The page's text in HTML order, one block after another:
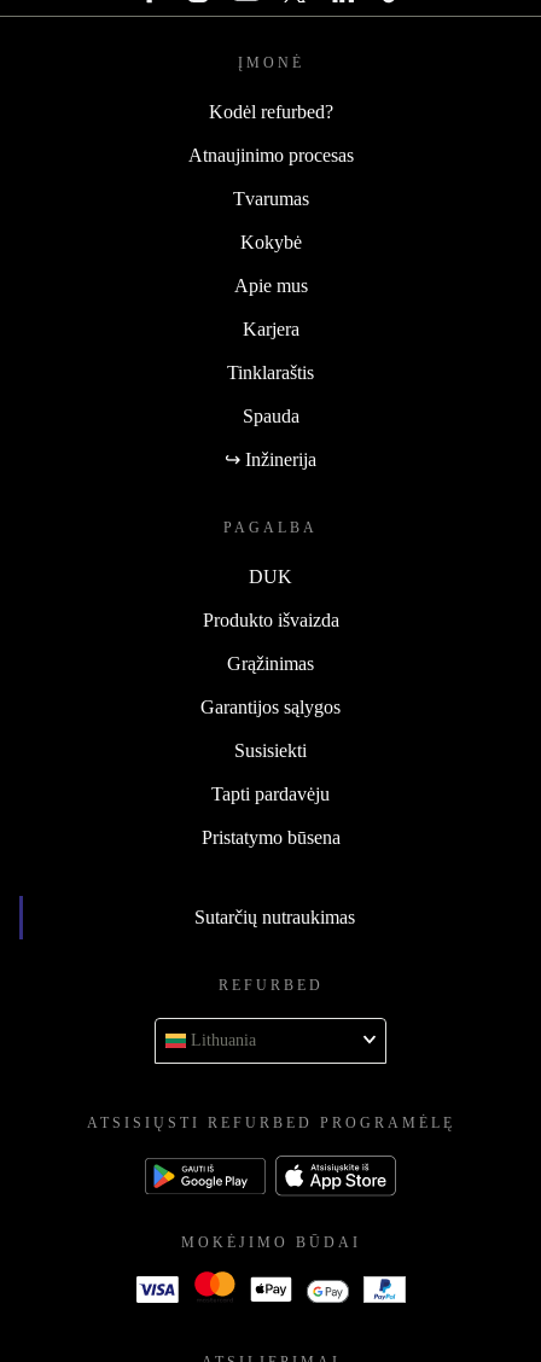
ĮMONĖ
Kodėl refurbed?
Atnaujinimo procesas
Tvarumas
Kokybė
Apie mus
Karjera
Tinklaraštis
Spauda
↪ Inžinerija
PAGALBA
DUK
Produkto išvaizda
Grąžinimas
Garantijos sąlygos
Susisiekti
Tapti pardavėju
Pristatymo būsena
Sutarčių nutraukimas
REFURBED
Lithuania
ATSISIŲSTI REFURBED PROGRAMĖLĘ
MOKĖJIMO BŪDAI